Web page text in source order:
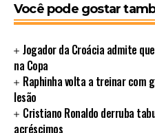
Você pode gostar
Jogador da Croácia admite
na Copa
Raphinha volta a treinar com
lesão
Cristiano Ronaldo derruba
acréscimos